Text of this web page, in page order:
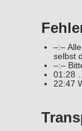
–:–
selbst
–:–
01:28
22:47